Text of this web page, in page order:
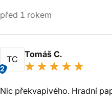
před 1 rokem
TC
2
Tomáš C.
Nic překvapivého. Hradní